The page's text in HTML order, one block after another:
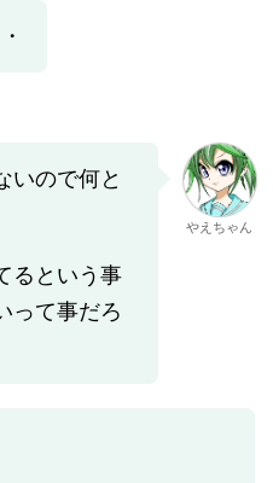
いので何と
るという事
って事だろ
やえちゃん